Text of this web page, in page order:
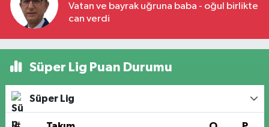
Vatan ve bayrak uğruna baba - oğul birlikte
can verdi
Süper Lig Puan Durumu
Süper Lig